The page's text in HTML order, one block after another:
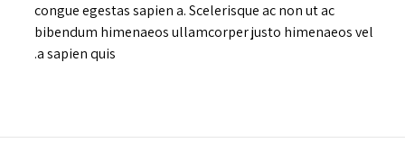
congue egestas sapien a. Scelerisque ac non ut ac
bibendum himenaeos ullamcorper justo himenaeos vel
a sapien quis.